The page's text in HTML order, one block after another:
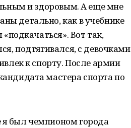
и здоровым. А еще мне
детально, как в учебнике
Вот так,
подтягивался, с девочками
к спорту. После армии
мастера спорта по
был чемпионом города